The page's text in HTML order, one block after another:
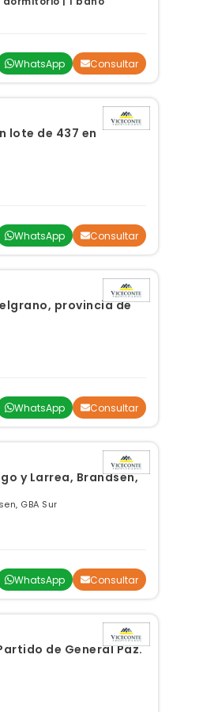
WhatsApp Consultar
lote de 437 en
WhatsApp Consultar
provincia de
WhatsApp Consultar
y Larrea, Brandsen,
GBA Sur
WhatsApp Consultar
de General Paz.